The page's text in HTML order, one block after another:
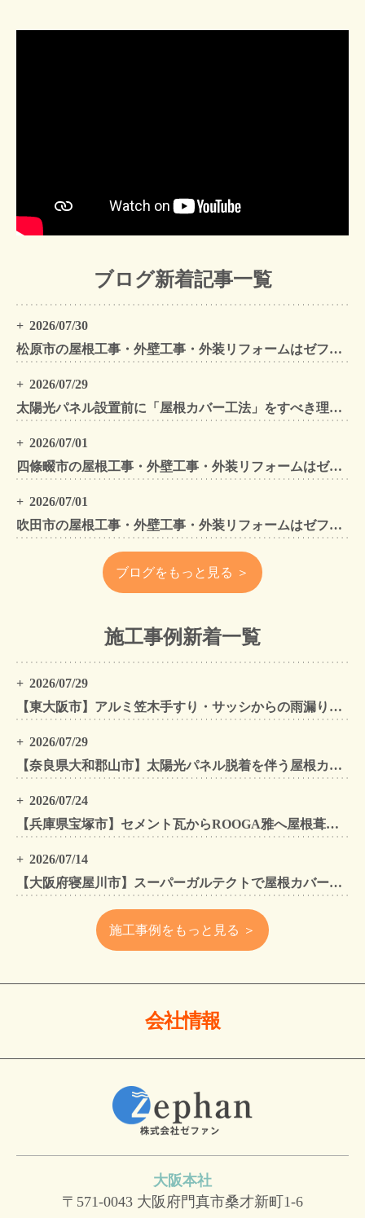
ブログ新着記事一覧
2026/07/30
松原市の屋根工事・外壁工事・外装リフォームはゼファン！松原市内の工事事例もご紹介
2026/07/29
太陽光パネル設置前に「屋根カバー工法」をすべき理由！葺き替えとの違いや費用・雨漏り対策をプロが解説
2026/07/01
四條畷市の屋根工事・外壁工事・外装リフォームはゼファン！四條畷内の工事事例もご紹介
2026/07/01
吹田市の屋根工事・外壁工事・外装リフォームはゼファン！吹田市内の工事事例もご紹介
ブログをもっと見る ＞
施工事例新着一覧
2026/07/29
【東大阪市】アルミ笠木手すり・サッシからの雨漏りを解消｜外壁金属サイディングカバー工法
2026/07/29
【奈良県大和郡山市】太陽光パネル脱着を伴う屋根カバー工法・外壁カバー工法・外壁塗装工事｜スーパーガルテクト施工事例
2026/07/24
【兵庫県宝塚市】セメント瓦からROOGA雅へ屋根葺き替え モダングレーで軽量化・外壁塗装も同時施工
2026/07/14
【大阪府寝屋川市】スーパーガルテクトで屋根カバー工法・外壁塗装・雨樋工事｜住まいをトータルリフォームした施工事例
施工事例をもっと見る ＞
会社情報
大阪本社
〒571-0043 大阪府門真市桑才新町1-6